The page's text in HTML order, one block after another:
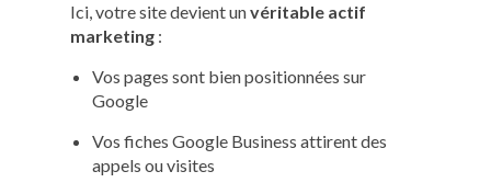
Ici, votre site devient unvéritable actif
marketing :
Vos pages sont bien positionnées sur
Google
Vos fiches Google Business attirent des
appels ou visites